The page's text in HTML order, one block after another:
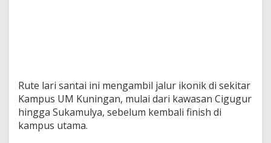
Rute lari santai ini mengambil jalur ikonik di sekitar
Kampus UM Kuningan, mulai dari kawasan Cigugur
hingga Sukamulya, sebelum kembali finish di
kampus utama.